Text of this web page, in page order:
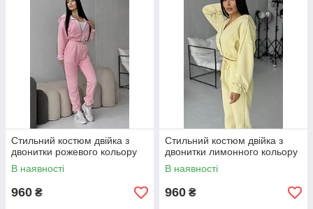
Стильний костюм двійка з
двонитки рожевого кольору
В наявності
960 ₴
Стильний костюм двійка з
двонитки лимонного кольору
В наявності
960 ₴